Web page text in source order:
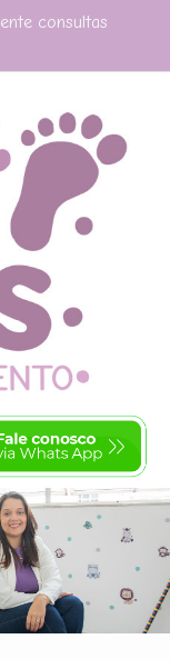
consultas